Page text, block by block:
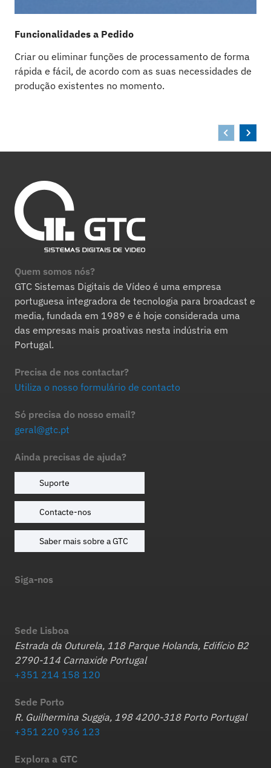
Funcionalidades a Pedido
Criar ou eliminar funções de processamento de forma
rápida e fácil, de acordo com as suas necessidades de
produção existentes no momento.
Quem somos nós?
GTC Sistemas Digitais de Vídeo é uma empresa
portuguesa integradora de tecnologia para broadcast e
media, fundada em 1989 e é hoje considerada uma
das empresas mais proativas nesta indústria em
Portugal.
Precisa de nos contactar?
Utiliza o nosso formulário de contacto
Só precisa do nosso email?
geral@gtc.pt
Ainda precisas de ajuda?
Suporte
Contacte-nos
Saber mais sobre a GTC
Siga-nos
Sede Lisboa
Estrada da Outurela, 118 Parque Holanda, Edifício B2
2790-114 Carnaxide Portugal
+351 214 158 120
Sede Porto
R. Guilhermina Suggia, 198 4200-318 Porto Portugal
+351 220 936 123
Explora a GTC